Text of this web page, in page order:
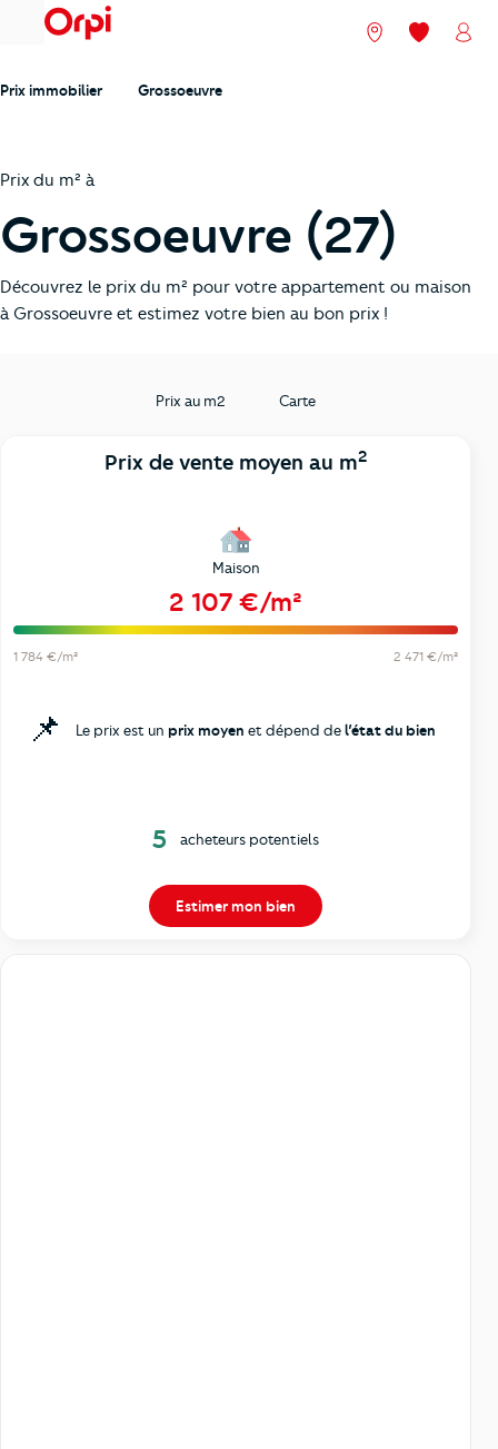
menu Nos agences
Mes
Prix immobilier Grossoeuvre
Prix du m² à
Grossoeuvre (27)
Découvrez le prix du m² pour votre appartement ou maison
à Grossoeuvre et estimez votre bien au bon prix !
Prix au m2 Carte
Prix de vente moyen au m2
Maison
2 107 €/m²
1 784 €/m² 2 471 €/m²
📌 Le prix est un prix moyen et dépend del’état du bien
5 acheteurs potentiels
Estimer mon bien